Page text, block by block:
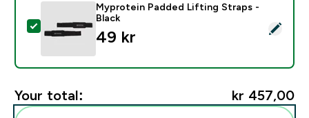
Select this product - Myprotein Padded Lifting Straps
Myprotein Padded Lifting Straps -
Black
49 kr‎
Your total: kr 457,00‎